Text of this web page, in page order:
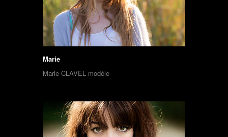
Marie
Marie CLAVEL modéle